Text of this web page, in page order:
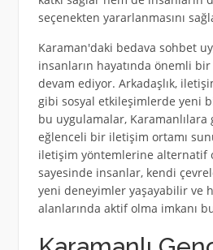
seçenekten yararlanmasını
Karaman'daki bedava sohbet
insanların hayatında önemli
devam ediyor. Arkadaşlık,
gibi sosyal etkileşimlerde yeni
bu uygulamalar, Karamanlılara
eğlenceli bir iletişim ortamı
iletişim yöntemlerine alternatif
sayesinde insanlar, kendi
yeni deneyimler yaşayabilir ve
alanlarında aktif olma imkanı